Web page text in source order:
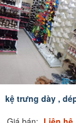
kệ trưng dày ,